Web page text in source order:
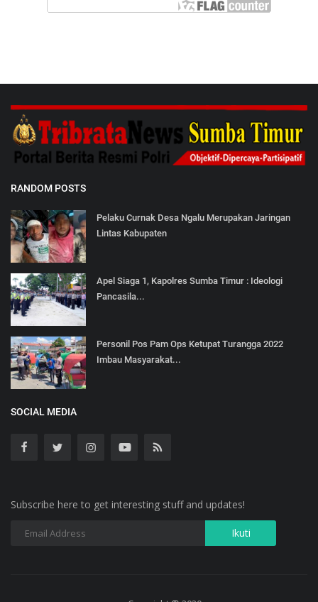
RANDOM POSTS
Pelaku Curnak Desa Ngalu Merupakan Jaringan
Lintas Kabupaten
Apel Siaga 1, Kapolres Sumba Timur : Ideologi
Pancasila...
Personil Pos Pam Ops Ketupat Turangga 2022
Imbau Masyarakat...
SOCIAL MEDIA
Subscribe here to get interesting stuff and updates!